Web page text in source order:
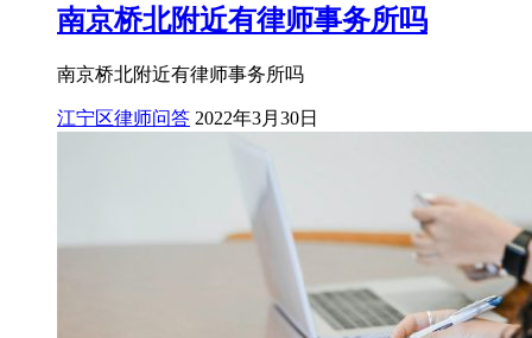
南京桥北附近有律师事务所吗
南京桥北附近有律师事务所吗
江宁区律师问答 2022年3月30日